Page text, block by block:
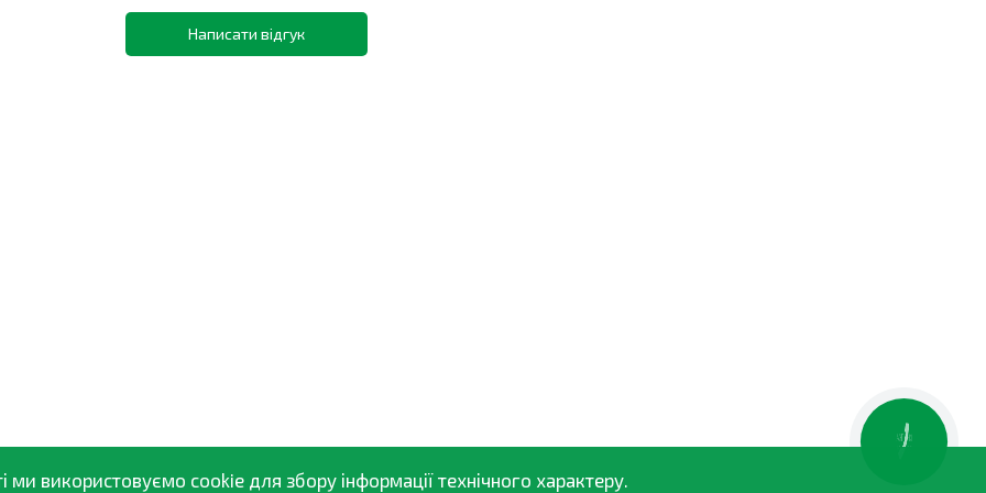
Написати відгук
ми використовуємо cookie для збору інформації технічного характеру.
КНОПКА
ЗВ'ЯЗКУ